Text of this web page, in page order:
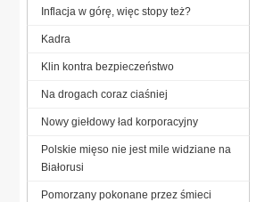
Inflacja w górę, więc stopy też?
Kadra
Klin kontra bezpieczeństwo
Na drogach coraz ciaśniej
Nowy giełdowy ład korporacyjny
Polskie mięso nie jest mile widziane na
Białorusi
Pomorzany pokonane przez śmieci